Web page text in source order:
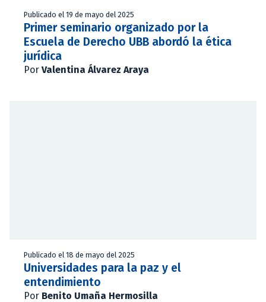
Publicado el 19 de mayo del 2025
Primer seminario organizado por la
Escuela de Derecho UBB abordó la ética
jurídica
Por Valentina Álvarez Araya
Publicado el 18 de mayo del 2025
Universidades para la paz y el
entendimiento
Por Benito Umaña Hermosilla